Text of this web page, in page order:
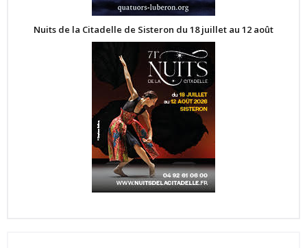
Nuits de la Citadelle de Sisteron du 18 juillet au 12 août